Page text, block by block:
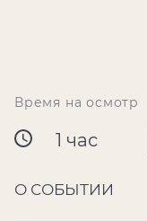
Время на осмотр
1 час
О СОБЫТИИ